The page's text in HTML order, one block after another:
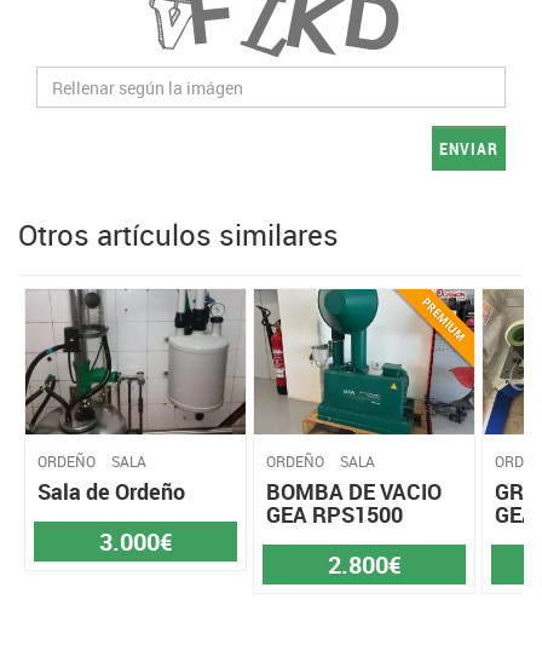
ENVIAR
Otros artículos similares
ORDEÑO SALA
Sala de Ordeño
3.000€
ORDEÑO SALA
BOMBA DE VACIO
GEA RPS1500
2.800€